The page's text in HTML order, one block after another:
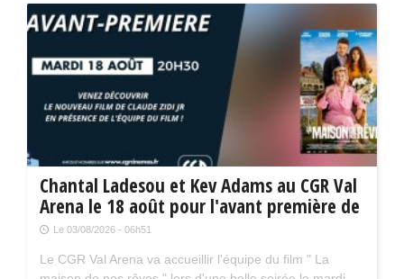
Chantal Ladesou et Kev Adams au CGR Val
Arena le 18 août pour l'avant première de
" La maison de nos rêves "
Le 03/08/2026 - 06h51
Le CGR Val Arena va accueillir l'équipe du film " La